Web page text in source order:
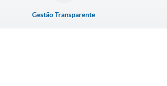
Gestão Transparente